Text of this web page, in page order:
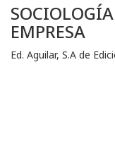
EMPRESA
Ed. Aguilar, S.A de